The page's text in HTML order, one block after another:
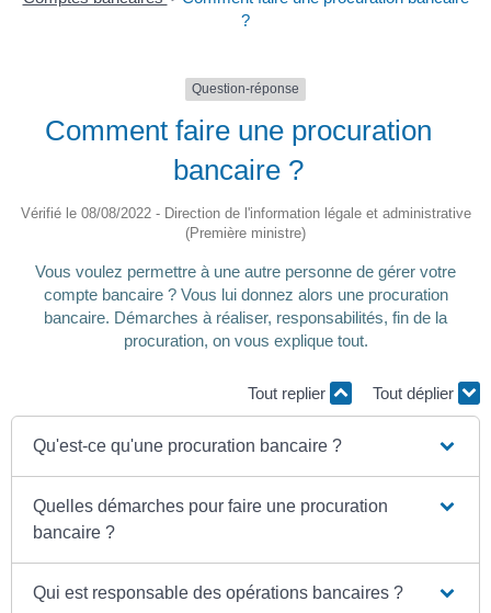
?
Question-réponse
Comment faire une procuration
bancaire ?
Vérifié le 08/08/2022 - Direction de l'information légale et administrative
(Première ministre)
Vous voulez permettre à une autre personne de gérer votre
compte bancaire ? Vous lui donnez alors une procuration
bancaire. Démarches à réaliser, responsabilités, fin de la
procuration, on vous explique tout.
Tout replier Tout déplier
Qu'est-ce qu'une procuration bancaire ?
Quelles démarches pour faire une procuration
bancaire ?
Qui est responsable des opérations bancaires ?